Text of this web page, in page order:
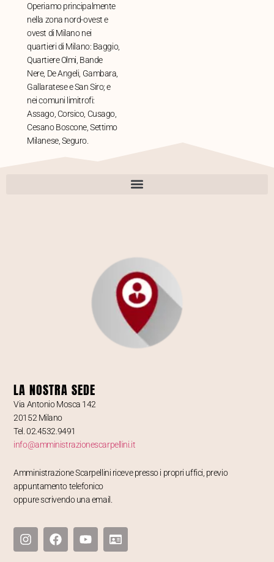
Operiamo principalmente
nella zona nord-ovest e
ovest di Milano nei
quartieri di Milano: Baggio,
Quartiere Olmi, Bande
Nere, De Angeli, Gambara,
Gallaratese e San Siro; e
nei comuni limitrofi:
Assago, Corsico, Cusago,
Cesano Boscone, Settimo
Milanese, Seguro.
LA NOSTRA SEDE
Via Antonio Mosca 142
20152 Milano
Tel. 02.4532.9491
info@amministrazionescarpellini.it
Amministrazione Scarpellini riceve presso i propri uffici, previo
appuntamento telefonico
oppure scrivendo una email.